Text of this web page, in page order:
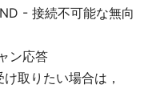
- 接続不可能な無向
ン応答
取りたい場合は，